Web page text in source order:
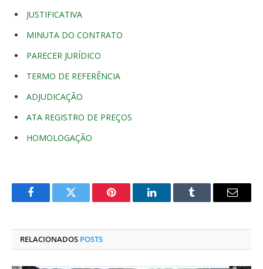
JUSTIFICATIVA
MINUTA DO CONTRATO
PARECER JURÍDICO
TERMO DE REFERÊNCIA
ADJUDICAÇÃO
ATA REGISTRO DE PREÇOS
HOMOLOGAÇÃO
FacebookTwitter Pinterest O
Tumblr
E-
RELACIONADOS POSTS